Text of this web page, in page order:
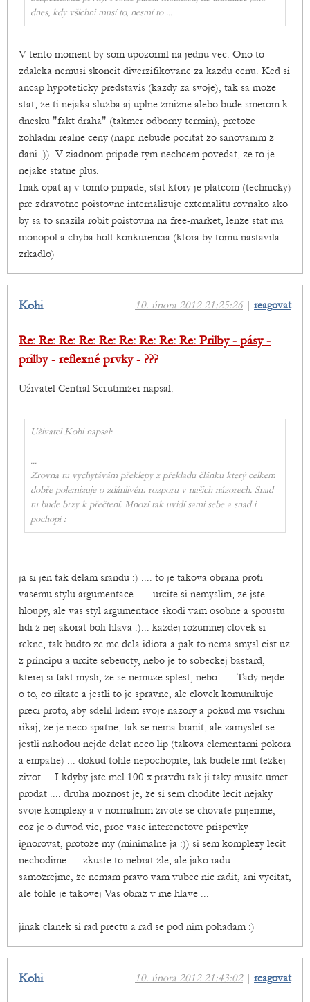
dnes, kdy všichni musí to, nesmí to ...
V tento moment by som upozornil na jednu vec. Ono to
zdaleka nemusi skoncit diverzifikovane za kazdu cenu. Ked si
ancap hypoteticky predstavis (kazdy za svoje), tak sa moze
stat, ze ti nejaka sluzba aj uplne zmizne alebo bude smerom k
dnesku "fakt draha" (takmer odborny termin), pretoze
zohladni realne ceny (napr. nebude pocitat zo sanovanim z
dani ,)). V ziadnom pripade tym nechcem povedat, ze to je
nejake statne plus.
Inak opat aj v tomto pripade, stat ktory je platcom (technicky)
pre zdravotne poistovne internalizuje externalitu rovnako ako
by sa to snazila robit poistovna na free-market, lenze stat ma
monopol a chyba holt konkurencia (ktora by tomu nastavila
zrkadlo)
10. února 2012 21:25:26 | reagovat
Kohi
Re: Re: Re: Re: Re: Re: Re: Re: Re: Prilby - pásy -
prilby - reflexné prvky - ???
Uživatel Central Scrutinizer napsal:
Uživatel Kohi napsal:
...
Zrovna tu vychytávám překlepy z překladu článku který celkem
dobře polemizuje o zdánlivém rozporu v našich názorech. Snad
tu bude brzy k přečtení. Mnozí tak uvidí sami sebe a snad i
pochopí :
ja si jen tak delam srandu :) .... to je takova obrana proti
vasemu stylu argumentace ..... urcite si nemyslim, ze jste
hloupy, ale vas styl argumentace skodi vam osobne a spoustu
lidi z nej akorat boli hlava :)... kazdej rozumnej clovek si
rekne, tak budto ze me dela idiota a pak to nema smysl cist uz
z principu a urcite sebeucty, nebo je to sobeckej bastard,
kterej si fakt mysli, ze se nemuze splest, nebo ..... Tady nejde
o to, co rikate a jestli to je spravne, ale clovek komunikuje
preci proto, aby sdelil lidem svoje nazory a pokud mu vsichni
rikaj, ze je neco spatne, tak se nema branit, ale zamyslet se
jestli nahodou nejde delat neco lip (takova elementarni pokora
a empatie) ... dokud tohle nepochopite, tak budete mit tezkej
zivot ... I kdyby jste mel 100 x pravdu tak ji taky musite umet
prodat .... druha moznost je, ze si sem chodite lecit nejaky
svoje komplexy a v normalnim zivote se chovate prijemne,
coz je o duvod vic, proc vase interenetove prispevky
ignorovat, protoze my (minimalne ja :)) si sem komplexy lecit
nechodime .... zkuste to nebrat zle, ale jako radu ....
samozrejme, ze nemam pravo vam vubec nic radit, ani vycitat,
ale tohle je takovej Vas obraz v me hlave ...
jinak clanek si rad prectu a rad se pod nim pohadam :)
10. února 2012 21:43:02| reagovat
Kohi